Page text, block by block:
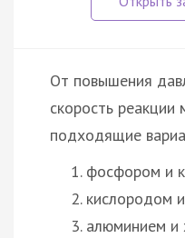
От повышения
скорость
подходящие
фосфором и
кислородом
алюминием и